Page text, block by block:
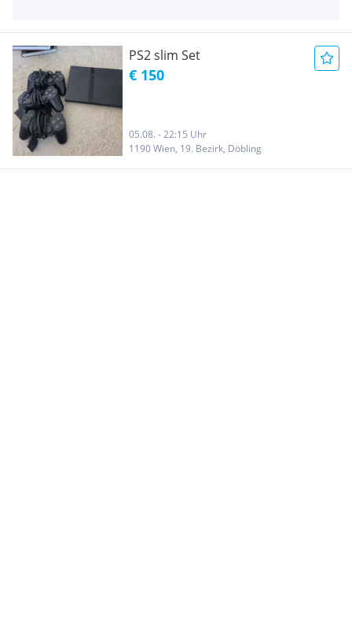
PS2 slim Set
€ 150
05.08. - 22:15 Uhr
1190 Wien, 19. Bezirk, Döbling